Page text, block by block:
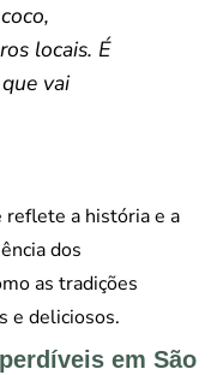
locais. É
vai
reflete a história e a
dos
as tradições
e deliciosos.
em São